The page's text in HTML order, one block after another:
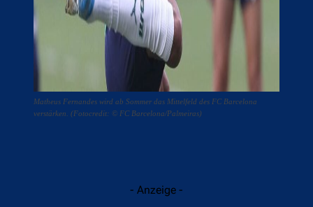
Matheus Fernandes wird ab Sommer das Mittelfeld des FC Barcelona
verstärken. (Fotocredit: © FC Barcelona/Palmeiras)
- Anzeige -